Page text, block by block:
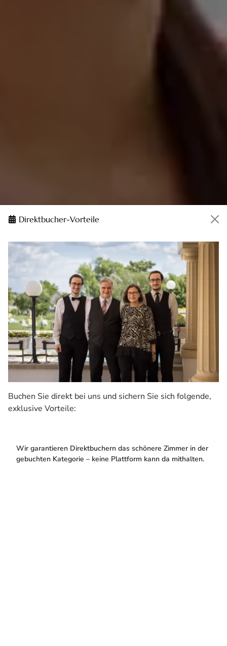
Direktbucher-Vorteile
Buchen Sie direkt bei uns und sichern Sie sich folgende,
exklusive Vorteile:
Wir garantieren Direktbuchern das schönere Zimmer in der
gebuchten Kategorie – keine Plattform kann da mithalten.